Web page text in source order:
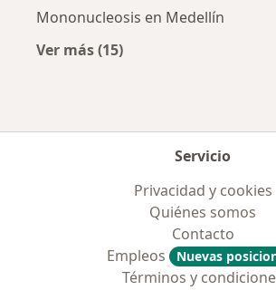
Mononucleosis en Medellín
Ver más (15)
Servicio
Privacidad y cookies
Quiénes somos
Contacto
Empleos
Nuevas
Términos y